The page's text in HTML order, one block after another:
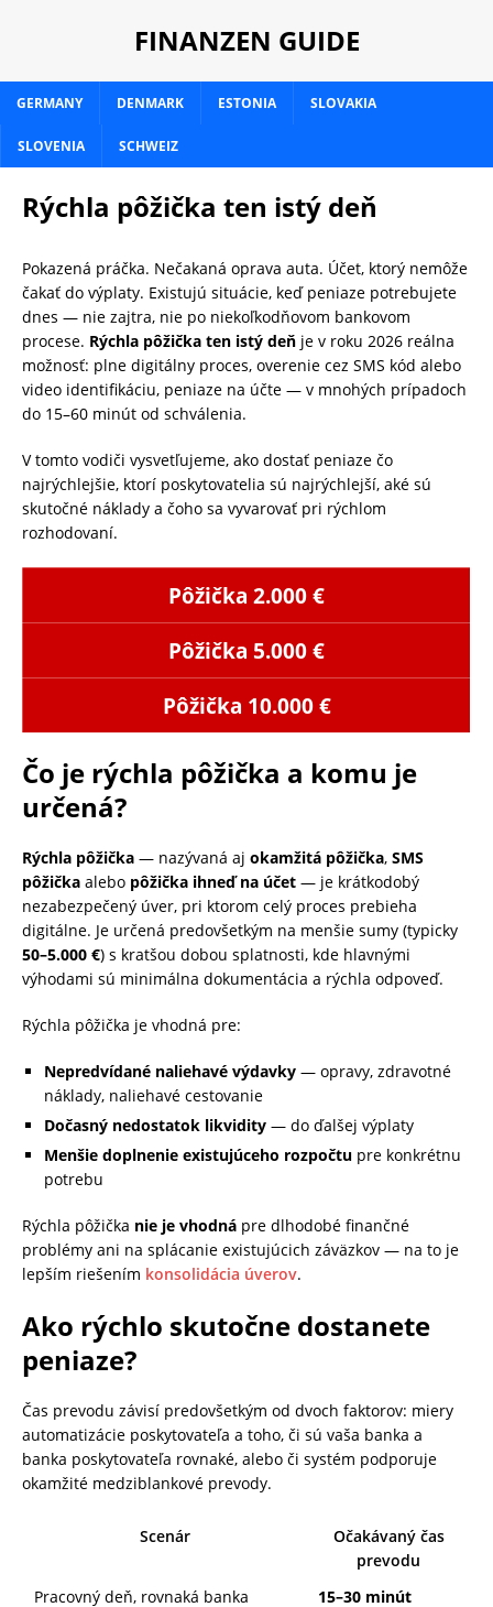
FINANZEN GUIDE
GERMANY DENMARK ESTONIA SLOVAKIA
SLOVENIA SCHWEIZ
Rýchla pôžička ten istý deň
Pokazená práčka. Nečakaná oprava auta. Účet, ktorý nemôže
čakať do výplaty. Existujú situácie, keď peniaze potrebujete
dnes — nie zajtra, nie po niekoľkodňovom bankovom
procese. Rýchla pôžička ten istý deň je v roku 2026 reálna
možnosť: plne digitálny proces, overenie cez SMS kód alebo
video identifikáciu, peniaze na účte — v mnohých prípadoch
do 15–60 minút od schválenia.
V tomto vodiči vysvetľujeme, ako dostať peniaze čo
najrýchlejšie, ktorí poskytovatelia sú najrýchlejší, aké sú
skutočné náklady a čoho sa vyvarovať pri rýchlom
rozhodovaní.
Pôžička 2.000 €
Pôžička 5.000 €
Pôžička 10.000 €
Čo je rýchla pôžička a komu je
určená?
Rýchla pôžička — nazývaná aj okamžitá pôžička, SMS
pôžička alebo pôžička ihneď na účet — je krátkodobý
nezabezpečený úver, pri ktorom celý proces prebieha
digitálne. Je určená predovšetkým na menšie sumy (typicky
50–5.000 €) s kratšou dobou splatnosti, kde hlavnými
výhodami sú minimálna dokumentácia a rýchla odpoveď.
Rýchla pôžička je vhodná pre:
Nepredvídané naliehavé výdavky — opravy, zdravotné
náklady, naliehavé cestovanie
Dočasný nedostatok likvidity — do ďalšej výplaty
Menšie doplnenie existujúceho rozpočtu pre konkrétnu
potrebu
Rýchla pôžička nie je vhodná pre dlhodobé finančné
problémy ani na splácanie existujúcich záväzkov — na to je
lepším riešením konsolidácia úverov.
Ako rýchlo skutočne dostanete
peniaze?
Čas prevodu závisí predovšetkým od dvoch faktorov: miery
automatizácie poskytovateľa a toho, či sú vaša banka a
banka poskytovateľa rovnaké, alebo či systém podporuje
okamžité medziblankové prevody.
Scenár
Očakávaný čas
prevodu
Pracovný deň, rovnaká banka
15–30 minút